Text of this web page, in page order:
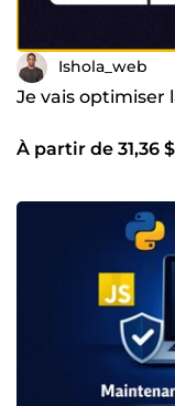
Ishola_web
Je vais optimiser
À partir de 31,36